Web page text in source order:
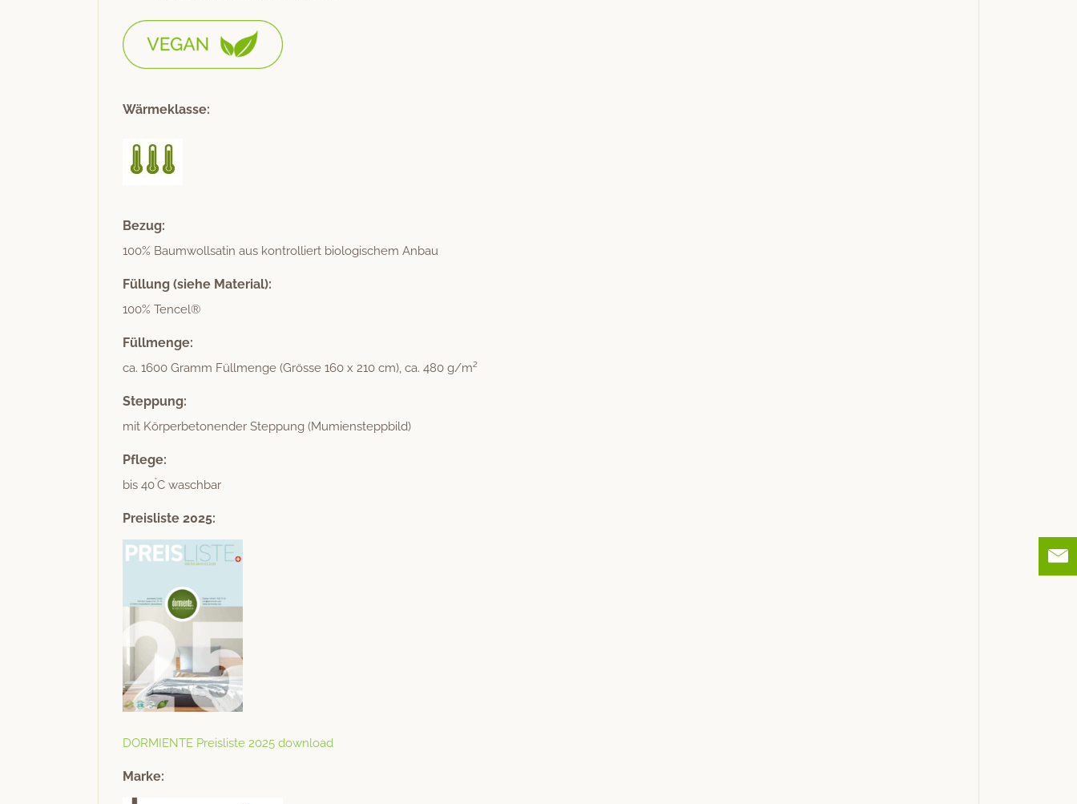
Wärmeklasse:
Bezug:
100% Baum­woll­satin aus kon­trol­liert biol­o­gis­chem Anbau
Füllung (siehe Material):
100% Ten­cel®
Füllmenge:
ca. 1600 Gramm Füll­menge (Grösse 160 x 210 cm), ca. 480 g/m²
Steppung:
mit Kör­per­be­to­nen­der Step­pung (Mumien­stepp­bild)
Pflege:
bis 40°C waschbar
Preisliste 2025:
DORMIENTE Preis­liste 2025 download
Marke: